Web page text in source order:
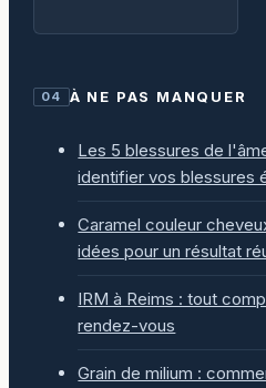
04 À NE PAS MANQUER
Les 5 blessures de
identifier vos blessures
Caramel couleur
idées pour un résultat
IRM à Reims : tout
rendez-vous
Grain de milium :